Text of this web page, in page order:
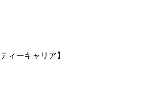
ィーキャリア】